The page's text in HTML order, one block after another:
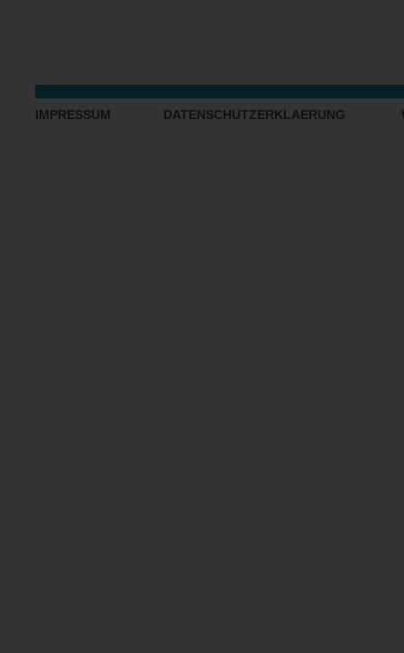
IMPRESSUM DATENSCHUTZERKLAERUNG